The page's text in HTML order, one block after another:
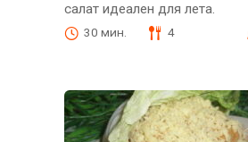
салат идеален для лета.
30 мин. 4